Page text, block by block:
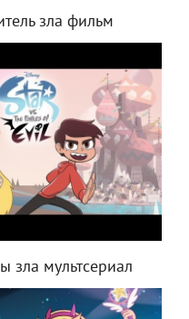
зла фильм
зла мультсериал